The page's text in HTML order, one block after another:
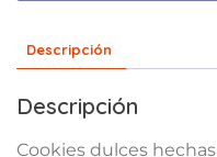
Descripción
Descripción
Cookies dulces